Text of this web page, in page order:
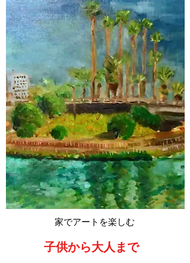
家でアートを楽しむ
子供から大人まで